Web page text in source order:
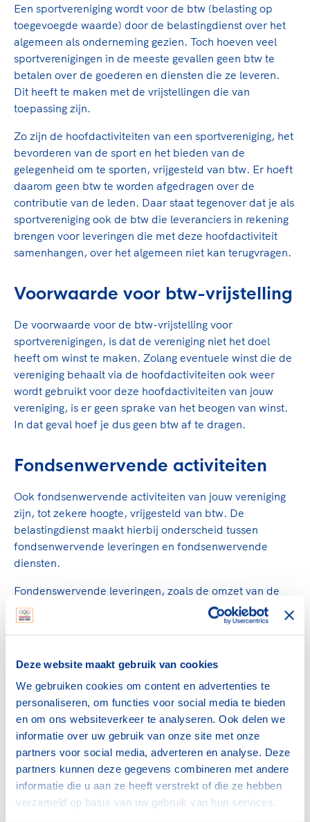
Deze website maakt gebruik van cookies
We gebruiken cookies om content en advertenties te
personaliseren, om functies voor social media te bieden
en om ons websiteverkeer te analyseren. Ook delen we
informatie over uw gebruik van onze site met onze
partners voor social media, adverteren en analyse. Deze
partners kunnen deze gegevens combineren met andere
informatie die u aan ze heeft verstrekt of die ze hebben
verzameld op basis van uw gebruik van hun services.
Sportonderzoek
Sportakkoord II
Game Changer
TeamNL kids
Olympische geschiedenis
Nieuwspagina
Columns
een rondje fietsen, door samen te skaten of naar
de sportschool te gaan. Door samen te juichen
voor Sifan Hassan, Rico Verhoeven, Diede de
Groot en het Nederlands Elftal. Of met trots te
genieten van de karatewedstrijd van je dochter,
de halve marathon van je moeder of de
hockeywedstrijd van je buurjongen.
Lees verder
Veilige en integere sport
Diversiteit en inclusie
Gezonde sportomgeving
Duurzaamheid
Bekwaam sportkader
Vitale clubs en bestuurlijk kader
Sportmatch
Clubacties
Handboek Wet- en Regelgeving
Opleidingen en trainingen
Ruimte voor sport
Beroepskrachten
Samen voor een veilige
sportomgeving
Voor welk gedrag staat de club? Wat mag wel
En wat mag vooral niet? Een gedragscode geeft
onderdeel van het clubbeleid rondom gewenst en
ongewenst gedrag.
Lees verder
TeamNL Academie Kalender
Kennisaanbod TeamNL Experts
TeamNL Sport Science Centre
Paralympische Spelen LA28
Europese Spelen Istanbul 2027
Topsportbeleid
Topsportfinanciering
Maatschappelijke waarde topsport
De TeamNL Academie
De TeamNL Academie biedt een leer- en
ontwikkelprogramma voor de volgende functies
binnen TeamNL programma's: experts, coaches,
bestuurders, (technisch) directeuren, managers en
toekomstig kader.
Een sportvereniging wordt voor de btw (belasting op
toegevoegde waarde) door de belastingdienst over het
algemeen als onderneming gezien. Toch hoeven veel
sportverenigingen in de meeste gevallen geen btw te
betalen over de goederen en diensten die ze leveren.
Dit heeft te maken met de vrijstellingen die van
toepassing zijn.
Zo zijn de hoofdactiviteiten van een sportvereniging, het
bevorderen van de sport en het bieden van de
gelegenheid om te sporten, vrijgesteld van btw. Er hoeft
daarom geen btw te worden afgedragen over de
contributie van de leden. Daar staat tegenover dat je als
sportvereniging ook de btw die leveranciers in rekening
brengen voor leveringen die met deze hoofdactiviteit
samenhangen, over het algemeen niet kan terugvragen.
Voorwaarde voor btw-vrijstelling
De voorwaarde voor de btw-vrijstelling voor
sportverenigingen, is dat de vereniging niet het doel
heeft om winst te maken. Zolang eventuele winst die de
vereniging behaalt via de hoofdactiviteiten ook weer
wordt gebruikt voor deze hoofdactiviteiten van jouw
vereniging, is er geen sprake van het beogen van winst.
In dat geval hoef je dus geen btw af te dragen.
Fondsenwervende activiteiten
Ook fondsenwervende activiteiten van jouw vereniging
zijn, tot zekere hoogte, vrijgesteld van btw. De
belastingdienst maakt hierbij onderscheid tussen
fondsenwervende leveringen en fondsenwervende
diensten.
Fondenswervende leveringen, zoals de omzet van de
kantine of de verkoop van teamkleding, zijn (in 2021) tot
een bedrag van € 68.067 vrijgesteld. Fondsenwervende
toegangskaarten of het laten plaatsen van een zendmast
op het terrein, zijn (in 2021) tot een bedrag van € 50.000
vrijgesteld.
Het verhuren van een veld, giften, of opbrengsten uit
loterijen zijn geheel vrijgesteld van btw. Opde website
van de belastingdienstlees je meer over deze
vrijstellingen en wat je als vereniging moet doen als je
wel boven de genoemde omzetgrenzen komt.